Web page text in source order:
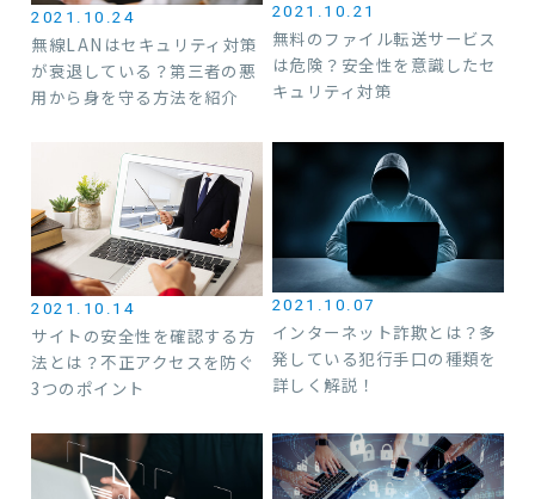
2021.10.24
無線LANはセキュリティ対策
が衰退している？第三者の悪
用から身を守る方法を紹介
2021.10.21
無料のファイル転送サービス
は危険？安全性を意識したセ
キュリティ対策
2021.10.14
サイトの安全性を確認する方
法とは？不正アクセスを防ぐ
3つのポイント
2021.10.07
インターネット詐欺とは？多
発している犯行手口の種類を
詳しく解説！